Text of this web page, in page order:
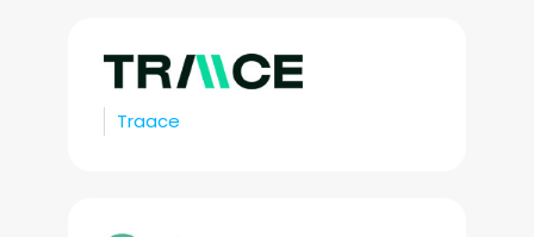
Traace